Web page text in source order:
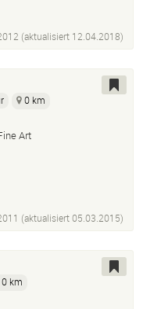
(aktualisiert 12.04.2018)
0 km
Art
(aktualisiert05.03.2015)
0 km